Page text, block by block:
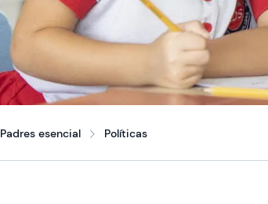
Padres esencial Políticas